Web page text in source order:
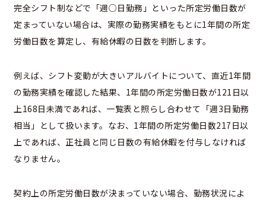
完全シフト制などで「週○日勤務」といった所定労働日数が
定まっていない場合は、実際の勤務実績をもとに1年間の所定
労働日数を算定し、有給休暇の日数を判断します。
例えば、シフト変動が大きいアルバイトについて、直近1年間
の勤務実績を確認した結果、1年間の所定労働日数が121日以
上168日未満であれば、一覧表と照らし合わせて「週3日勤務
相当」として扱います。なお、1年間の所定労働日数217日以
上であれば、正社員と同じ日数の有給休暇を付与しなければ
なりません。
契約上の所定労働日数が決まっていない場合、勤務状況によ